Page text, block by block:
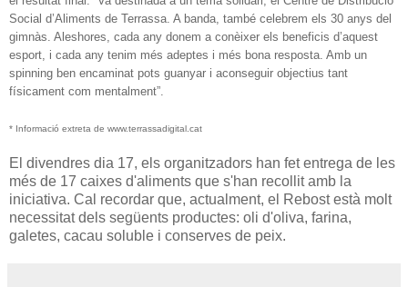
Social d’Aliments de Terrassa. A banda, també celebrem els 30 anys del
gimnàs. Aleshores, cada any donem a conèixer els beneficis d’aquest
esport, i cada any tenim més adeptes i més bona resposta. Amb un
spinning ben encaminat pots guanyar i aconseguir objectius tant
físicament com mentalment”.
* Informació extreta de www.terrassadigital.cat
El divendres dia 17, els organitzadors han fet entrega de les
més de 17 caixes d'aliments que s'han recollit amb la
iniciativa. Cal recordar que, actualment, el Rebost està molt
necessitat dels següents productes: oli d'oliva, farina,
galetes, cacau soluble i conserves de peix.